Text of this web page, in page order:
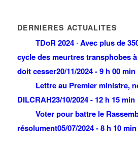
DERNIÈRES ACTUALITÉS
TDoR 2024 · Avec plus de
cycle des meurtres transphobes
doit cesser20/11/2024 - 9 h 00 min
Lettre au Premier ministre,
DILCRAH23/10/2024 - 12 h 15 min
Voter pour battre le
résolument05/07/2024 - 8 h 10 min